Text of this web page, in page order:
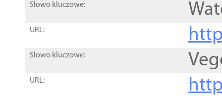
Słowo kluczowe:
URL:
Słowo kluczowe:
URL: